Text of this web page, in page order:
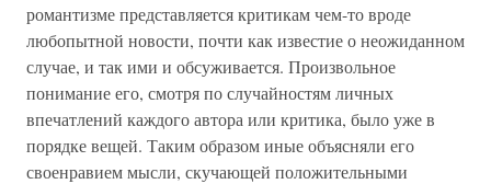
романтизме представляется критикам чем-то вроде
любопытной новости, почти как известие о неожиданном
случае, и так ими и обсуживается. Произвольное
понимание его, смотря по случайностям личных
впечатлений каждого автора или критика, было уже в
порядке вещей. Таким образом иные объясняли его
своенравием мысли, скучающей положительными